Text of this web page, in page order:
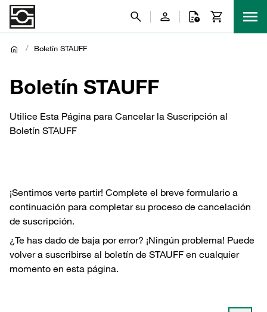
/ Boletín STAUFF
Boletín STAUFF
Utilice Esta Página para Cancelar la Suscripción al
Boletín STAUFF
¡Sentimos verte partir! Complete el breve formulario a
continuación para completar su proceso de cancelación
de suscripción.
¿Te has dado de baja por error? ¡Ningún problema! Puede
volver a suscribirse al boletín de STAUFF en cualquier
momento en esta página.